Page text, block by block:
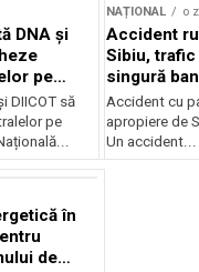
DNA și
pe
DIICOT să
pe
NAȚIONAL o
Accident
Sibiu,
singură
Accident cu
apropiere de
Un accident...
în
de